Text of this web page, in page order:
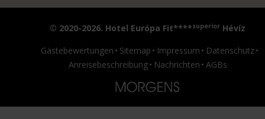
© 2020-2026. Hotel Európa Fit****superior Hévíz
Gästebewertungen
Sitemap Impressum
Datenschutz
Anreisebeschreibung
Nachrichten AGBs